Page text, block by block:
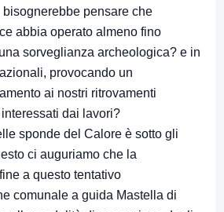
bisognerebbe pensare che
abbia operato almeno fino
sorveglianza archeologica? e in
provocando un
ai nostri ritrovamenti
dai lavori?
sponde del Calore è sotto gli
ci auguriamo che la
a questo tentativo
comunale a guida Mastella di